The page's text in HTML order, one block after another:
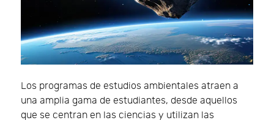
Los programas de estudios ambientales atraen a
una amplia gama de estudiantes, desde aquellos
que se centran en las ciencias y utilizan las